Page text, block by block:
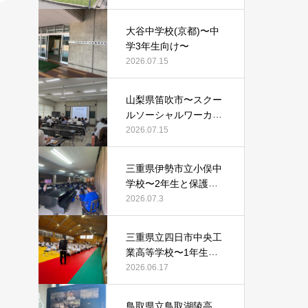
大谷中学校(京都)〜中
学3年生向け〜
2026.07.15
山梨県笛吹市〜スクー
ルソーシャルワーカー
等向け〜
2026.07.15
三重県伊勢市立小俣中
学校〜2年生と保護者
向け〜
2026.07.3
三重県立四日市中央工
業高等学校〜1年生向
け〜
2026.06.17
鳥取県立鳥取湖陵高